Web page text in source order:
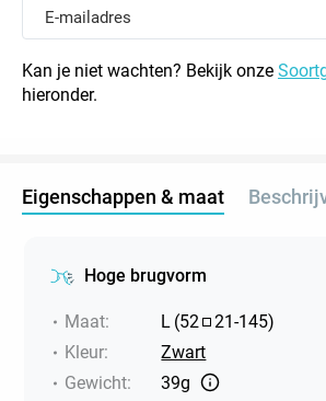
Kan je niet wachten? Bekijk onze
hieronder.
Eigenschappen & maat
Hoge brugvorm
Maat: L (52 21-145)
Kleur:
Zwart
Gewicht:
39g